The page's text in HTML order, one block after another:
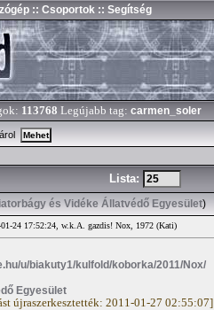
:: Csoportok :: Segítség
113768 Legújabb tag: carmen_soler
Lista:
és Vidéke Állatvédő Egyesület)
24 17:52:24, w.k.A. gazdis! Nox, 1972 (Kati)
u/biakuty1/kulfold/koborka/2011/Nox/
Egyesület
újraszerkesztették: 2011-01-27 02:55:07]